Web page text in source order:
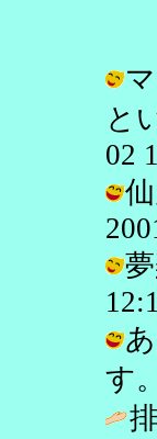
と
02
す